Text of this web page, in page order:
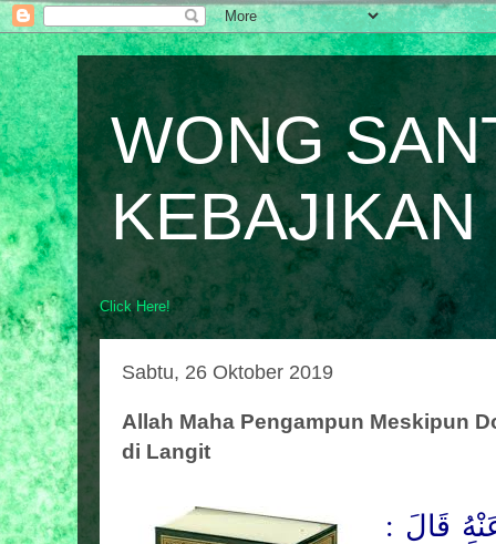
WONG
KEBAJIKAN
Click Here!
Sabtu, 26 Oktober 2019
Allah Maha Pengampun Meskipun
di Langit
قَالَ :